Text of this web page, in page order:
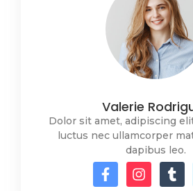
Valerie
Dolor sit amet, adipiscing
luctus nec ullamcorper
dapibus leo.